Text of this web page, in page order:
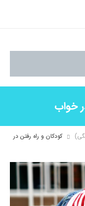
خواب
کودکان و راه رفتن در